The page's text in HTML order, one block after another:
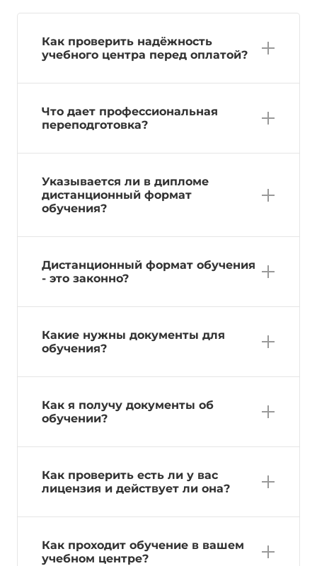
Как проверить надёжность
учебного центра перед оплатой?
Что дает профессиональная
переподготовка?
Указывается ли в дипломе
дистанционный формат
обучения?
Дистанционный формат обучения
- это законно?
Какие нужны документы для
обучения?
Как я получу документы об
обучении?
Как проверить есть ли у вас
лицензия и действует ли она?
Как проходит обучение в вашем
учебном центре?